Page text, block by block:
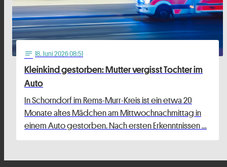
notes 18. Juni 2026 08:51
Kleinkind gestorben: Mutter vergisst Tochter im
Auto
In Schorndorf im Rems-Murr-Kreis ist ein etwa 20
Monate altes Mädchen am Mittwochnachmittag in
einem Auto gestorben. Nach ersten Erkenntnissen …